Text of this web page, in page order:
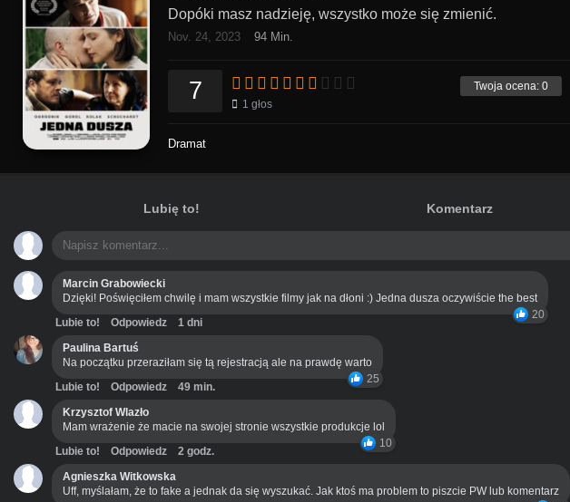
Dopóki masz nadzieję, wszystko może się zmienić.
Nov. 24, 2023 94 Min.
Twoja ocena: 0
7 1 głos
Dramat
Lubię to! Komentarz
Marcin Grabowiecki
Dzięki! Poświęciłem chwilę i mam wszystkie filmy jak na dłoni :) Jedna dusza oczywiście the best
20
Lubie to! Odpowiedz
1 dni
Paulina Bartuś
Na początku przeraziłam się tą rejestracją ale na prawdę warto
25
Lubie to! Odpowiedz
49 min.
Krzysztof Wlazło
Mam wrażenie że macie na swojej stronie wszystkie produkcje lol
10
Lubie to! Odpowiedz
2 godz.
Agnieszka Witkowska
Uff, myślałam, że to fake a jednak da się wyszukać. Jak ktoś ma problem to piszcie PW lub komentarz